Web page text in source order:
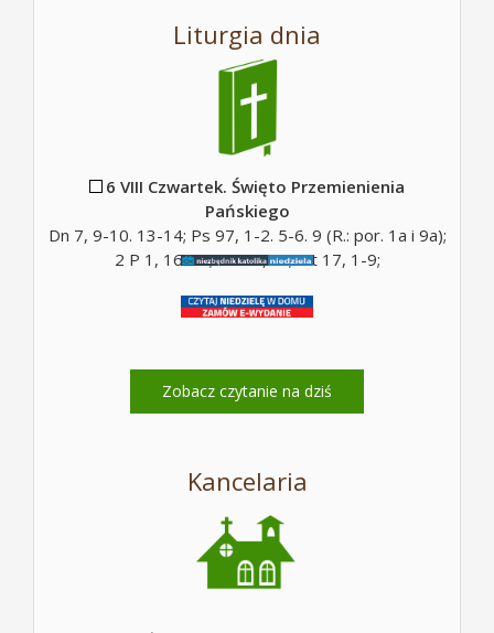
Liturgia dnia
6 VIII Czwartek. Święto Przemienienia
Pańskiego
Dn 7, 9-10. 13-14; Ps 97, 1-2. 5-6. 9 (R.: por. 1a i 9a);
2 P 1, 16-19; Mt 17, 5c; Mt 17, 1-9;
Zobacz czytanie na dziś
Kancelaria